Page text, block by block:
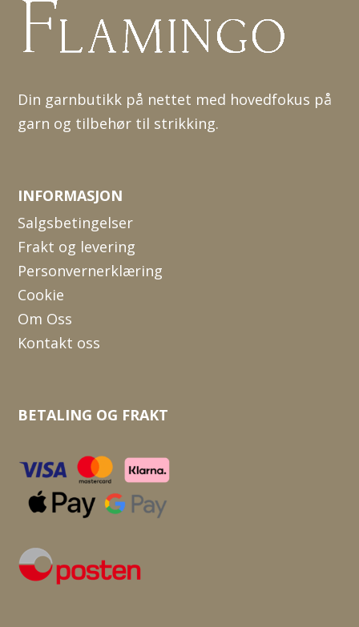
Din garnbutikk på nettet med hovedfokus på
garn og tilbehør til strikking.
INFORMASJON
Salgsbetingelser
Frakt og levering
Personvernerklæring
Cookie
Om Oss
Kontakt oss
BETALING OG FRAKT